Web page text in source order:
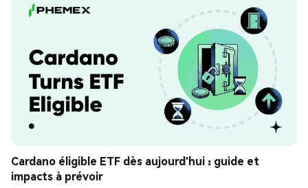
Cardano éligible ETF dès aujourd'hui : guide et
impacts à prévoir